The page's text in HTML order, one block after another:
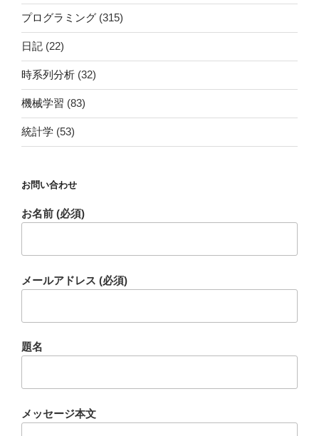
プログラミング (315)
日記 (22)
時系列分析 (32)
機械学習 (83)
統計学 (53)
お問い合わせ
お名前 (必須)
メールアドレス (必須)
題名
メッセージ本文